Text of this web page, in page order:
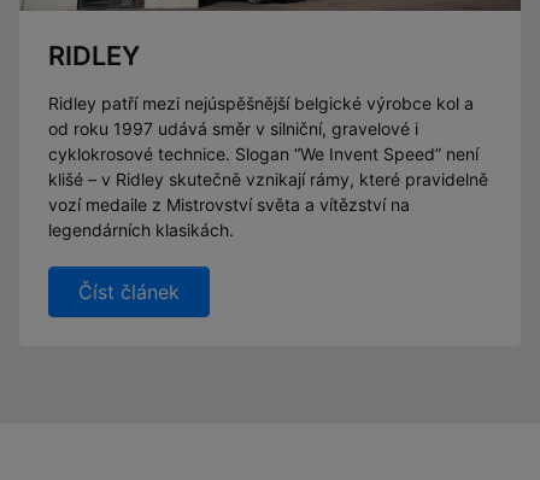
RIDLEY
Ridley patří mezi nejúspěšnější belgické výrobce kol a
od roku 1997 udává směr v silniční, gravelové i
cyklokrosové technice. Slogan “We Invent Speed” není
klišé – v Ridley skutečně vznikají rámy, které pravidelně
vozí medaile z Mistrovství světa a vítězství na
legendárních klasikách.
Číst článek